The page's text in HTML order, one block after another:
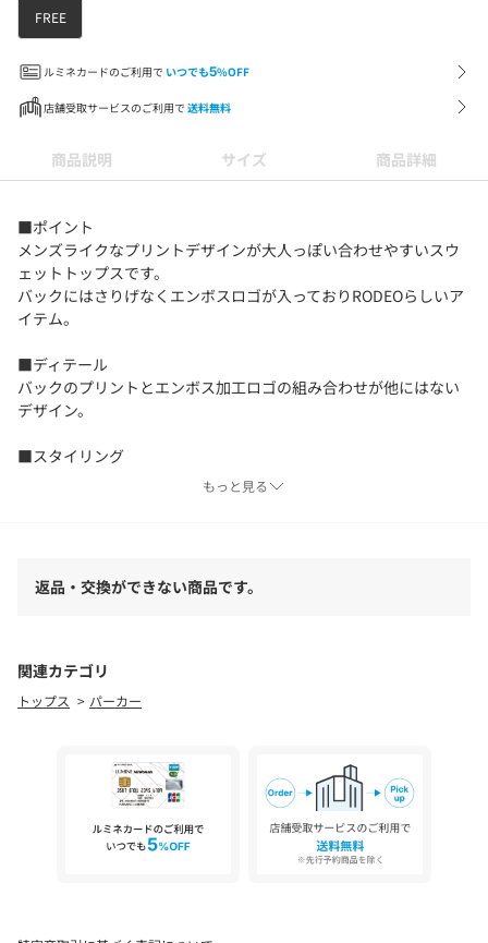
FREE
ルミネカードのご利用で いつでも5%OFF
店舗受取サービスのご利用で 送料無料
商品説明 サイズ 商品詳細
■ポイント
メンズライクなプリントデザインが大人っぽい合わせやすいスウ
ェットトップスです。
バックにはさりげなくエンボスロゴが入っておりRODEOらしいア
イテム。
■ディテール
バックのプリントとエンボス加工ロゴの組み合わせが他にはない
デザイン。
■スタイリング
カーゴパンツなどと合わせてメンズライクでストリートなスタイ
仕上がり。
■裏 地：なし
■伸縮性：ややあり
■光沢感：なし
プリント箇所は湿った状態で重ねて放置すると色移りの原因とな
りますので注意してください。
※画像の商品はサンプルです。実際の商品と仕様、加工が若干異
実物と色味が異なる場合がございます。
もっと見る
返品・交換ができない商品です。
関連カテゴリ
トップス パーカー